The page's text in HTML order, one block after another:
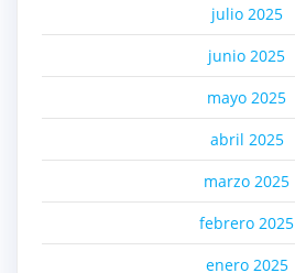
julio 2025
junio 2025
mayo 2025
abril 2025
marzo 2025
febrero 2025
enero 2025